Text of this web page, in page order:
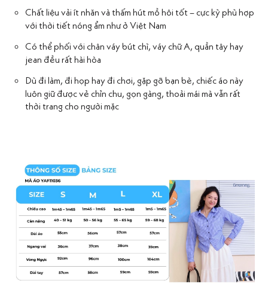
Chất liệu vải ít nhăn và thấm hút mồ hôi tốt – cực kỳ phù hợp
với thời tiết nóng ẩm như ở Việt Nam
Có thể phối với chân váy bút chì, váy chữ A, quần tây hay
jean đều rất hài hòa
Dù đi làm, đi họp hay đi chơi, gặp gỡ bạn bè, chiếc áo này
luôn giữ được vẻ chỉn chu, gọn gàng, thoải mái mà vẫn rất
thời trang cho người mặc